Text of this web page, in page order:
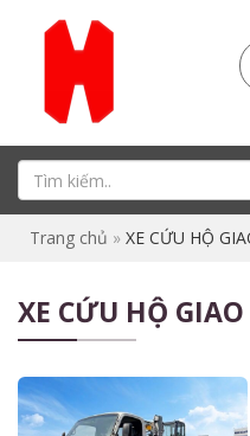
Trang chủ » XE CỨU HỘ
XE CỨU HỘ